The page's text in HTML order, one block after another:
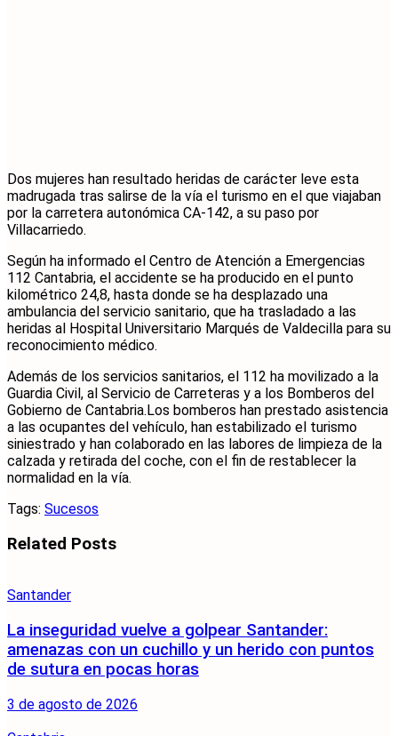
Dos mujeres han resultado heridas de carácter leve esta
madrugada tras salirse de la vía el turismo en el que viajaban
por la carretera autonómica CA-142, a su paso por
Villacarriedo.
Según ha informado el Centro de Atención a Emergencias
112 Cantabria, el accidente se ha producido en el punto
kilométrico 24,8, hasta donde se ha desplazado una
ambulancia del servicio sanitario, que ha trasladado a las
heridas al Hospital Universitario Marqués de Valdecilla para su
reconocimiento médico.
Además de los servicios sanitarios, el 112 ha movilizado a la
Guardia Civil, al Servicio de Carreteras y a los Bomberos del
Gobierno de Cantabria.Los bomberos han prestado asistencia
a las ocupantes del vehículo, han estabilizado el turismo
siniestrado y han colaborado en las labores de limpieza de la
calzada y retirada del coche, con el fin de restablecer la
normalidad en la vía.
Tags: Sucesos
Related Posts
Santander
La inseguridad vuelve a golpear Santander:
amenazas con un cuchillo y un herido con puntos
de sutura en pocas horas
3 de agosto de 2026